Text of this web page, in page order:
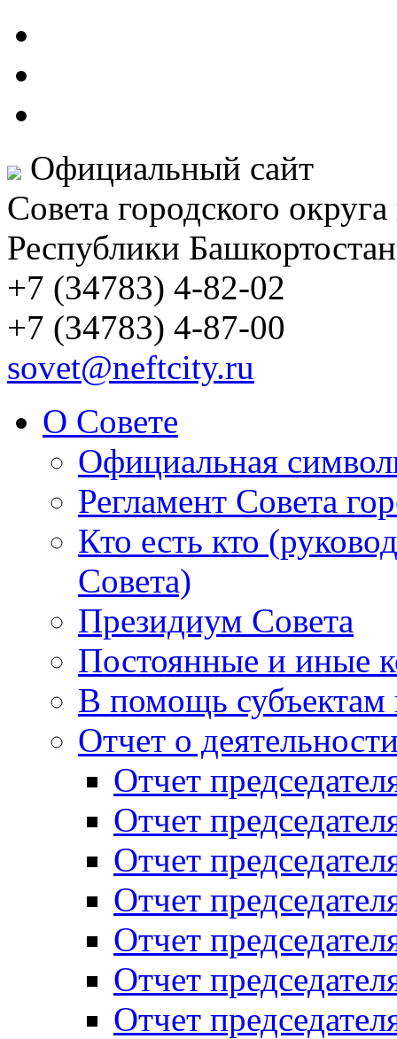
Официальный сайт
Совета городского
Республики Башкортостан
+7 (34783) 4-82-02
+7 (34783) 4-87-00
sovet@neftcity.ru
О Совете
Официальная
Регламент Совета
Кто есть кто
Совета)
Президиум Совета
Постоянные и иные
В помощь субъектам
Отчет о
Отчет
Отчет
Отчет
Отчет
Отчет
Отчет
Отчет